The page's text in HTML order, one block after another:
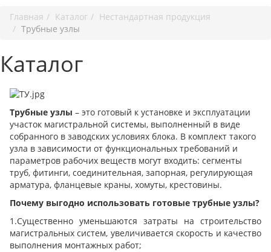
Главная
Каталог
Нестандартная продукция
Трубные узлы
Каталог
Трубные узлы – это готовый к установке и эксплуатации
участок магистральной системы, выполненный в виде
собранного в заводских условиях блока. В комплект такого
узла в зависимости от функциональных требований и
параметров рабочих веществ могут входить: сегменты
труб, фитинги, соединительная, запорная, регулирующая
арматура, фланцевые краны, хомуты, крестовины.
Почему выгодно использовать готовые трубные узлы?
1.Существенно уменьшаются затраты на строительство
магистральных систем, увеличивается скорость и качество
выполнения монтажных работ;